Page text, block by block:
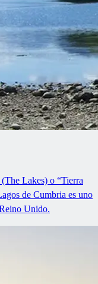
Lakes) o “Tierra
de Cumbria es uno
Unido.